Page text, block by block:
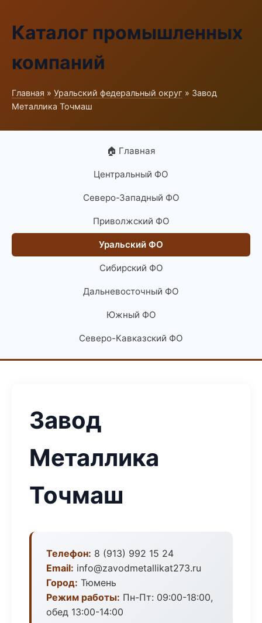
Каталог промышленных
компаний
Главная » Уральский федеральный округ » Завод
Металлика Точмаш
🏠 Главная
Центральный ФО
Северо-Западный ФО
Приволжский ФО
Уральский ФО
Сибирский ФО
Дальневосточный ФО
Южный ФО
Северо-Кавказский ФО
Завод
Металлика
Точмаш
Телефон: 8 (913) 992 15 24
Email: info@zavodmetallikat273.ru
Город: Тюмень
Режим работы: Пн-Пт: 09:00-18:00,
обед 13:00-14:00